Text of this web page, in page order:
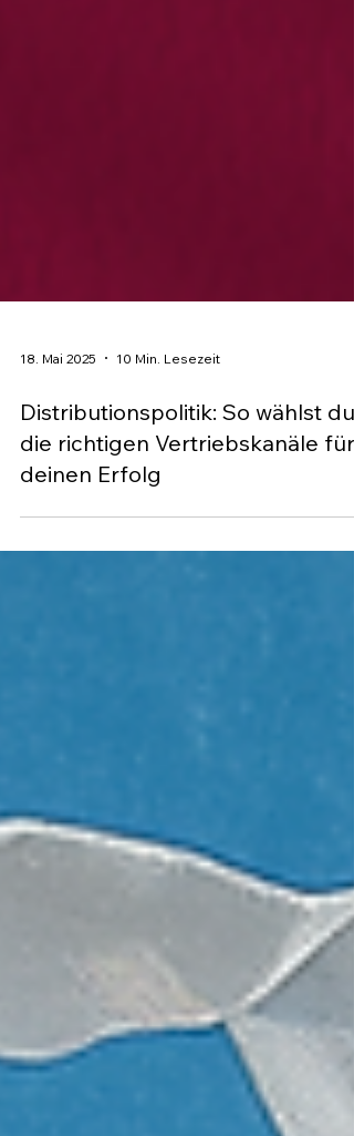
18. Mai 2025 10 Min. Lesezeit
Distributionspolitik: So wählst du
die richtigen Vertriebskanäle für
deinen Erfolg